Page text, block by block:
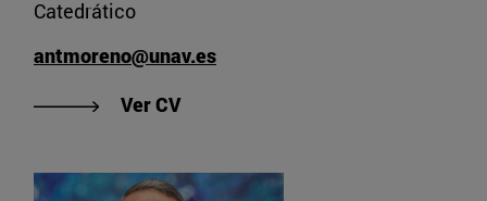
Catedrático
antmoreno@unav.es
Ver CV"Ver CV de Moreno Ibáñez,